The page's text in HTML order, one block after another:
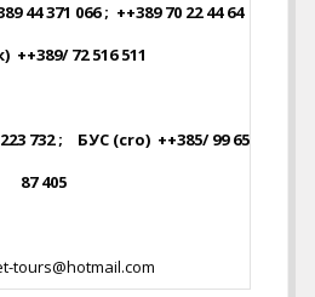
44 371 066 ; ++389 70 22 44 64
++389/ 72 516 511
732 ; БУС (cro) ++385/ 99 65
87 405
tours@hotmail.com